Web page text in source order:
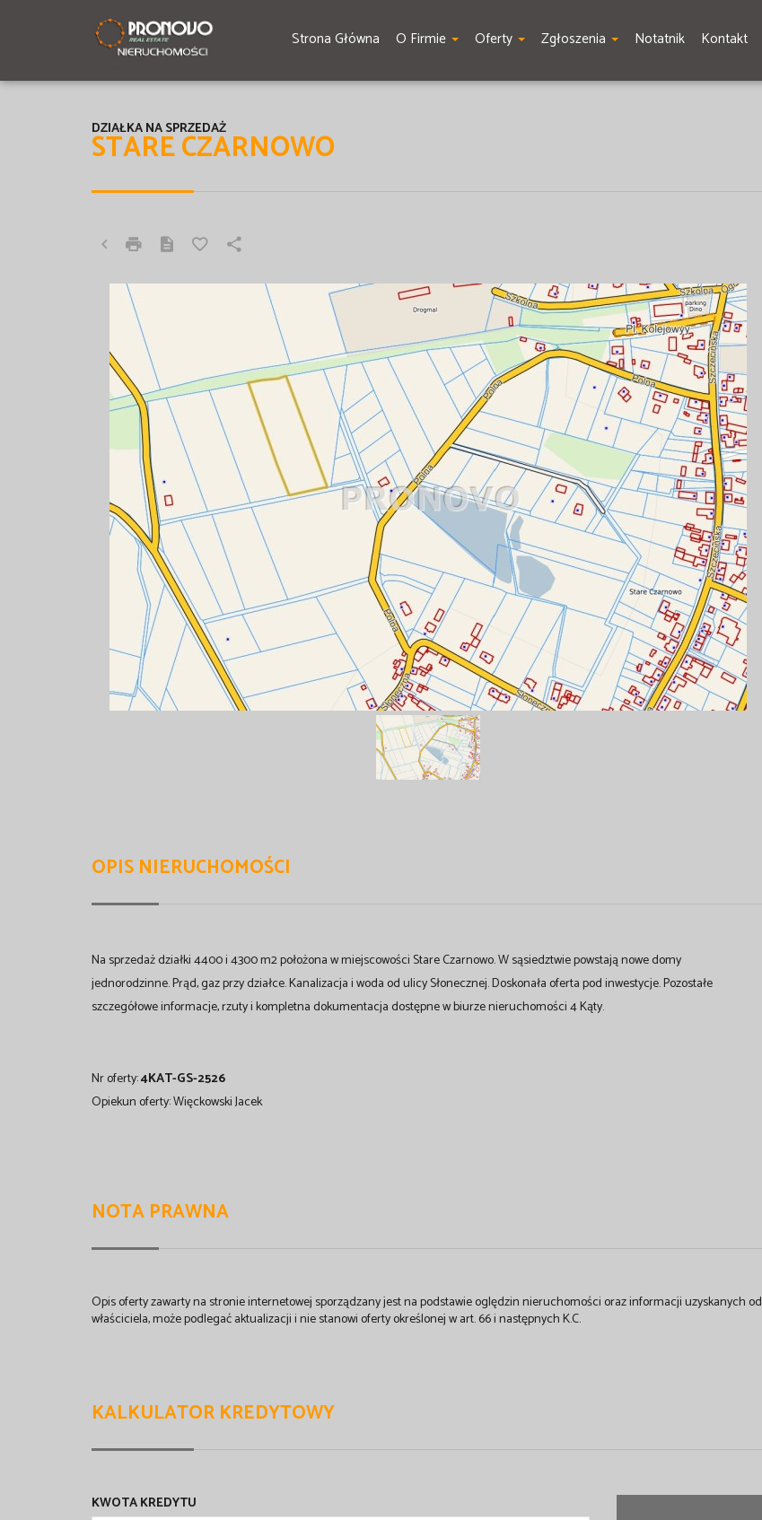
Strona Główna O Firmie Oferty Zgłoszenia Notatnik Kontakt
STARE CZARNOWO
DZIAŁKA NA SPRZEDAŻ
OPIS NIERUCHOMOŚCI
Na sprzedaż działki 4400 i 4300 m2 położona w miejscowości Stare Czarnowo. W sąsiedztwie powstają nowe domy
jednorodzinne. Prąd, gaz przy działce. Kanalizacja i woda od ulicy Słonecznej. Doskonała oferta pod inwestycje. Pozostałe
szczegółowe informacje, rzuty i kompletna dokumentacja dostępne w biurze nieruchomości 4 Kąty.
Nr oferty:4KAT-GS-2526
Opiekun oferty: Więckowski Jacek
NOTA PRAWNA
Opis oferty zawarty na stronie internetowej sporządzany jest na podstawie oględzin nieruchomości oraz informacji uzyskanych od
właściciela, może podlegać aktualizacji i nie stanowi oferty określonej w art. 66 i następnych K.C.
KALKULATOR KREDYTOWY
KWOTA KREDYTU